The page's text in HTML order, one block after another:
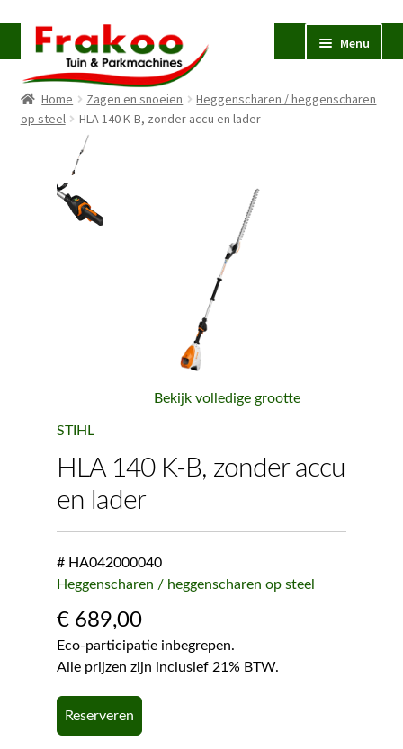
Ga
door
naar
navigatie
Ga
naar
de
inhoud
Menu
Homepage
Verkoop en Reparatie
Occasions
STIHL
Home Zagen en snoeien
Heggenscharen / heggenscharen
op steel
HLA 140 K-B, zonder accu en lader
Bekijk volledige grootte
STIHL
HLA 140 K-B, zonder accu
en lader
# HA042000040
Heggenscharen / heggenscharen op steel
€689,00
Eco-participatie inbegrepen.
Alle prijzen zijn inclusief 21% BTW.
Reserveren